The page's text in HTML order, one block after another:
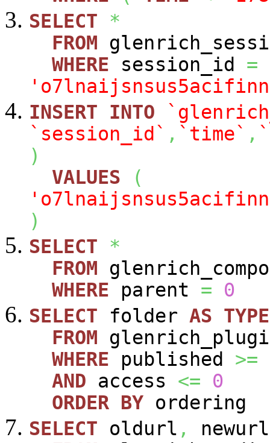
SELECT
*
FROM
WHERE session_id =
INSERT
INTO
`session_id` , `time` ,
)
VALUES
(
)
SELECT
*
FROM
WHERE parent =
0
SELECT folder AS TYPE
FROM
WHERE published >=
AND access <=
0
ORDER BY ordering
SELECT oldurl ,
newurl